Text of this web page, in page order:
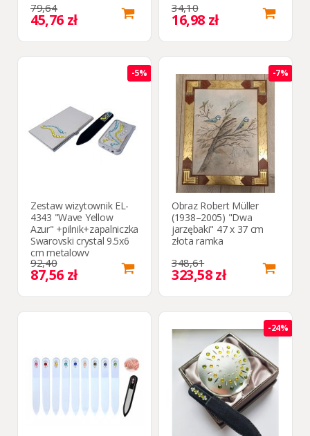
79,64
45,76 zł
34,10
16,98 zł
-5%
Zestaw wizytownik EL-
4343 "Wave Yellow
Azur" +pilnik+zapalniczka
Swarovski crystal 9.5x6
cm metalowy
92,40
87,56 zł
-7%
Obraz Robert Müller
(1938–2005) "Dwa
jarzębaki" 47 x 37 cm
złota ramka
348,61
323,58 zł
-24%